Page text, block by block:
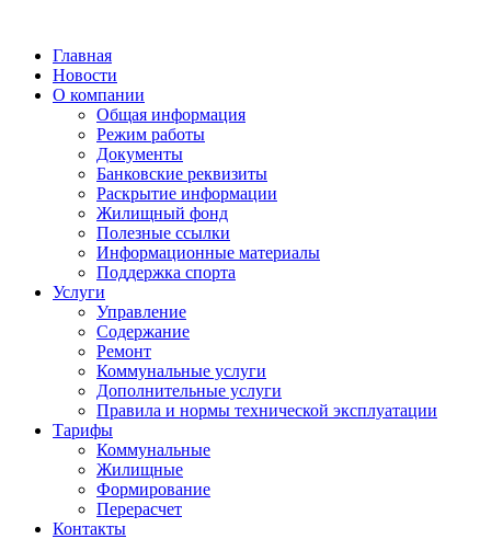
Главная
Новости
О компании
Общая информация
Режим работы
Документы
Банковские реквизиты
Раскрытие информации
Жилищный фонд
Полезные ссылки
Информационные материалы
Поддержка спорта
Услуги
Управление
Содержание
Ремонт
Коммунальные услуги
Дополнительные услуги
Правила и нормы технической эксплуатации
Тарифы
Коммунальные
Жилищные
Формирование
Перерасчет
Контакты